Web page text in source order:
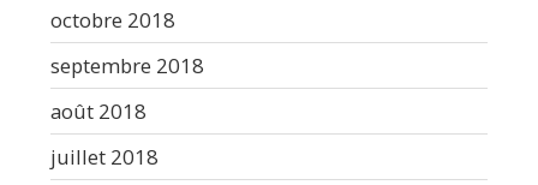
octobre 2018
septembre 2018
août 2018
juillet 2018